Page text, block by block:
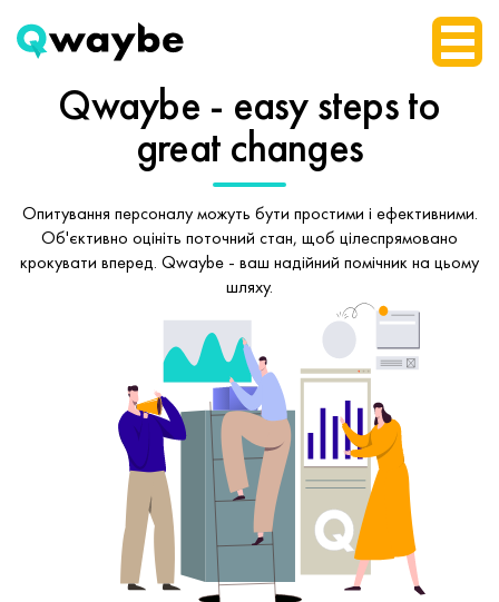
Qwaybe - easy stepsto
great changes
Опитування персоналу можуть бути простими і ефективними.
Об'єктивно оцініть поточний стан, щоб цілеспрямовано
крокувати вперед. Qwaybe - ваш надійний помічник на цьому
шляху.